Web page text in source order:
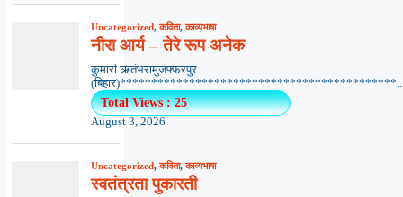
Uncategorized,कविता,काव्यभाषा
नीरा आर्य – तेरे रूप अनेक
कुमारी ऋतंभरामुजफ्फरपुर
Total Views : 25
August 3, 2026
Uncategorized,कविता,काव्यभाषा
स्वतंत्रता पुकारती